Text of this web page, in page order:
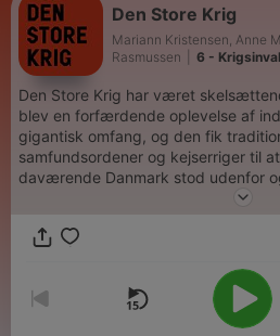
Den Store Krig
Mariann Kristensen, Anne
Rasmussen
6 -
Den Store Krig har været
blev en forfærdende oplevelse af
gigantisk omfang, og den fik
samfundsordener og kejserriger til
daværende Danmark stod udenfor
med tilskuerens øjne, men